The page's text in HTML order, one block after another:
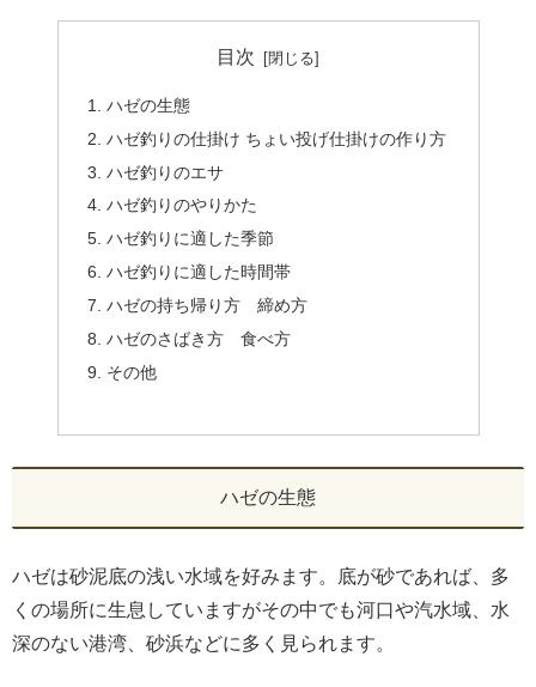
目次
ハゼの生態
ハゼ釣りの仕掛け ちょい投げ仕掛けの作り方
ハゼ釣りのエサ
ハゼ釣りのやりかた
ハゼ釣りに適した季節
ハゼ釣りに適した時間帯
ハゼの持ち帰り方 締め方
ハゼのさばき方 食べ方
その他
ハゼの生態
ハゼは砂泥底の浅い水域を好みます。底が砂であれば、多
くの場所に生息していますがその中でも河口や汽水域、水
深のない港湾、砂浜などに多く見られます。